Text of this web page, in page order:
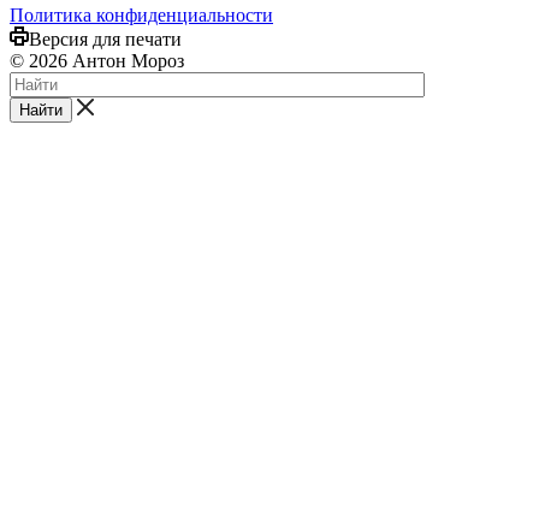
Политика конфиденциальности
Версия для печати
© 2026 Антон Мороз
Найти